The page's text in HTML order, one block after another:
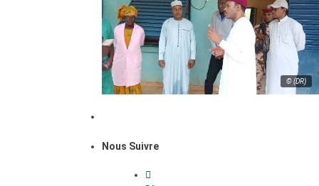
© (DR)
Nous Suivre